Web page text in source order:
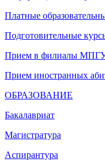
Платные
Подготовительные
Прием в филиалы
Прием иностранных
ОБРАЗОВАНИЕ
Бакалавриат
Магистратура
Аспирантура